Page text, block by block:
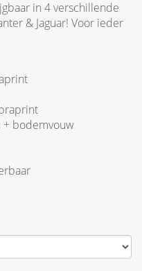
in 4 verschillende
& Jaguar! Voor ieder
+ bodemvouw